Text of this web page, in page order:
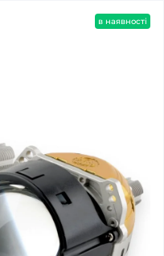
в наявності